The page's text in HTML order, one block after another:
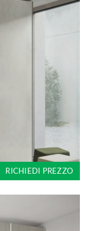
RICHIEDI PREZZO